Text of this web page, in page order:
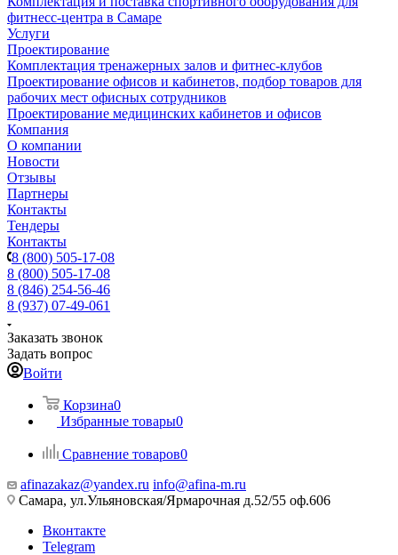
фитнесс-центра в Самаре
Услуги
Проектирование
Комплектация тренажерных залов и фитнес-клубов
Проектирование офисов и кабинетов, подбор товаров для
рабочих мест офисных сотрудников
Проектирование медицинских кабинетов и офисов
Компания
О компании
Новости
Отзывы
Партнеры
Контакты
Тендеры
Контакты
8 (800) 505-17-08
8 (800) 505-17-08
8 (846) 254-56-46
8 (937) 07-49-061
Заказать звонок
Задать вопрос
Войти
Корзина0
Избранные товары0
Сравнение товаров0
afinazakaz@yandex.ru info@afina-m.ru
Самара, ул.Ульяновская/Ярмарочная д.52/55 оф.606
Вконтакте
Telegram